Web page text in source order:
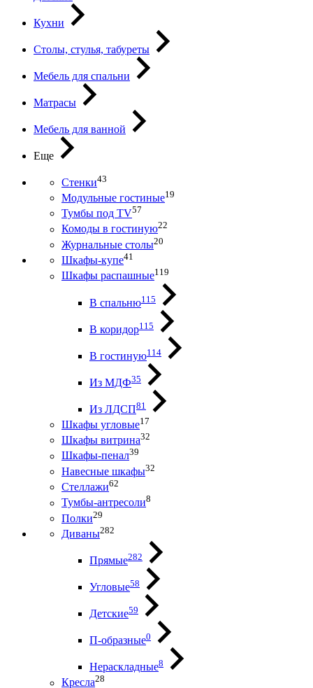
Кухни
Столы, стулья, табуреты
Мебель для спальни
Матрасы
Мебель для ванной
Еще
Стенки43
Модульные гостиные19
Тумбы под ТV57
Комоды в гостиную22
Журнальные столы20
Шкафы-купе41
Шкафы распашные119
В спальню115
В коридор115
В гостиную114
Из МДФ35
Из ЛДСП81
Шкафы угловые17
Шкафы витрина32
Шкафы-пенал39
Навесные шкафы32
Стеллажи62
Тумбы-антресоли8
Полки29
Диваны282
Прямые282
Угловые58
Детские59
П-образные0
Нераскладные8
Кресла28